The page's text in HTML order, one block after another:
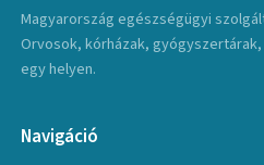
Magyarország egészségügyi
Orvosok, kórházak,
egy helyen.
Navigáció